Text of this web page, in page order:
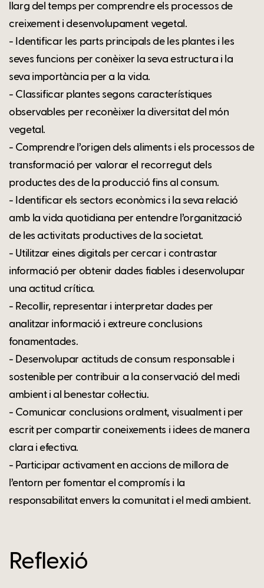
llarg del temps per comprendre els processos de
creixement i desenvolupament vegetal.
- Identificar les parts principals de les plantes i les
seves funcions per conèixer la seva estructura i la
seva importància per a la vida.
- Classificar plantes segons característiques
observables per reconèixer la diversitat del món
vegetal.
- Comprendre l’origen dels aliments i els processos de
transformació per valorar el recorregut dels
productes des de la producció fins al consum.
- Identificar els sectors econòmics i la seva relació
amb la vida quotidiana per entendre l’organització
de les activitats productives de la societat.
- Utilitzar eines digitals per cercar i contrastar
informació per obtenir dades fiables i desenvolupar
una actitud crítica.
- Recollir, representar i interpretar dades per
analitzar informació i extreure conclusions
fonamentades.
- Desenvolupar actituds de consum responsable i
sostenible per contribuir a la conservació del medi
ambient i al benestar col·lectiu.
- Comunicar conclusions oralment, visualment i per
escrit per compartir coneixements i idees de manera
clara i efectiva.
- Participar activament en accions de millora de
l’entorn per fomentar el compromís i la
responsabilitat envers la comunitat i el medi ambient.
Reflexió